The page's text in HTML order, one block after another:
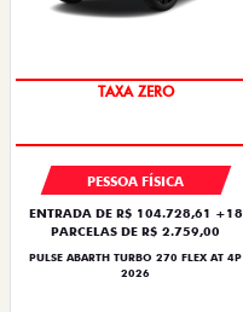
SAIA DE FIAT 0KM
PESSOA FÍSICA
ENTRADA DE R$ 104.728,61 +18
PARCELAS DE R$ 2.759,00
PULSE ABARTH TURBO 270 FLEX AT 4P
2026